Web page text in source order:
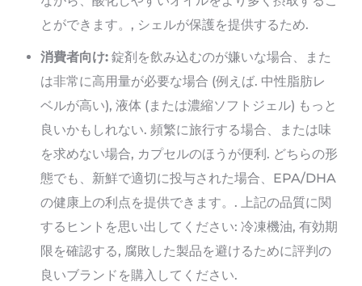
とができます。, シェルが保護を提供するため.
消費者向け: 錠剤を飲み込むのが嫌いな場合、また
は非常に高用量が必要な場合 (例えば. 中性脂肪レ
ベルが高い), 液体 (または濃縮ソフトジェル) もっと
良いかもしれない. 頻繁に旅行する場合、または味
を求めない場合, カプセルのほうが便利. どちらの形
態でも、新鮮で適切に投与された場合、EPA/DHA
の健康上の利点を提供できます。. 上記の品質に関
するヒントを思い出してください: 冷凍機油, 有効期
限を確認する, 腐敗した製品を避けるために評判の
良いブランドを購入してください.